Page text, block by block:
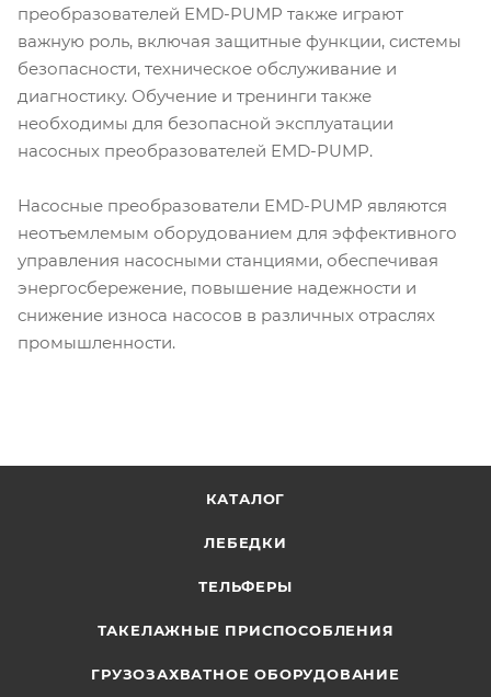
преобразователей EMD-PUMP также играют
важную роль, включая защитные функции, системы
безопасности, техническое обслуживание и
диагностику. Обучение и тренинги также
необходимы для безопасной эксплуатации
насосных преобразователей EMD-PUMP.
Насосные преобразователи EMD-PUMP являются
неотъемлемым оборудованием для эффективного
управления насосными станциями, обеспечивая
энергосбережение, повышение надежности и
снижение износа насосов в различных отраслях
промышленности.
КАТАЛОГ
ЛЕБЕДКИ
ТЕЛЬФЕРЫ
ТАКЕЛАЖНЫЕ ПРИСПОСОБЛЕНИЯ
ГРУЗОЗАХВАТНОЕ ОБОРУДОВАНИЕ